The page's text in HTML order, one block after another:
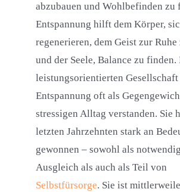
abzubauen und Wohlbefinden zu
Entspannung hilft dem Körper,
regenerieren, dem Geist zur Ruhe
und der Seele, Balance zu finden.
leistungsorientierten
Entspannung oft als
stressigen Alltag verstanden. Sie
letzten Jahrzehnten stark an
gewonnen – sowohl als
Ausgleich als auch als Teil von
Selbstfürsorge. Sie ist